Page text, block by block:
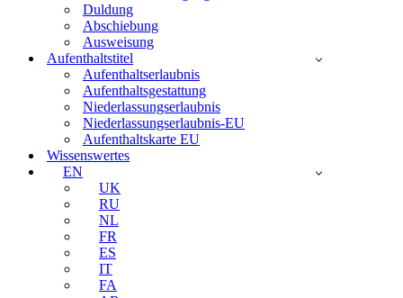
Duldung
Abschiebung
Ausweisung
Aufenthaltstitel
Aufenthaltserlaubnis
Aufenthaltsgestattung
Niederlassungserlaubnis
Niederlassungserlaubnis-EU
Aufenthaltskarte EU
Wissenswertes
EN
UK
RU
NL
FR
ES
IT
FA